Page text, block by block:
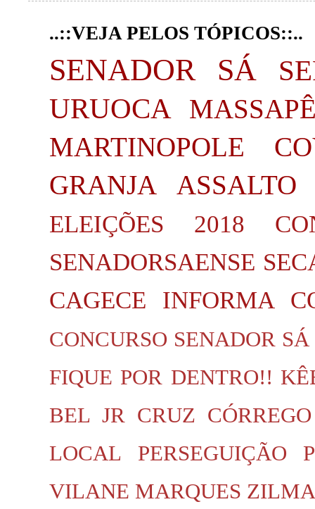
..::VEJA PELOS TÓPICOS::..
SENADOR SÁ
URUOCA
MARTINOPOLE
GRANJA
ASSALTO
ELEIÇÕES 2018
SENADORSAENSE
CAGECE INFORMA
CONCURSO SENADOR SÁ
FIQUE POR DENTRO!!
BEL JR CRUZ CÓRREGO
LOCAL
PERSEGUIÇÃO
VILANE MARQUES